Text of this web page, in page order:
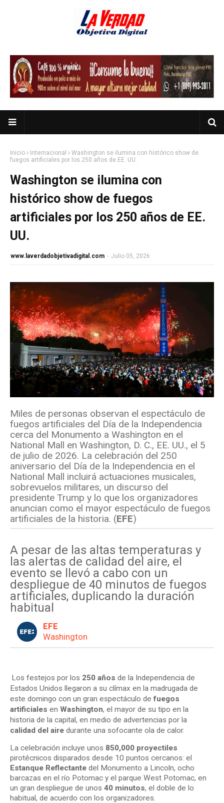
Inicio Internacional
Washington se ilumina con histórico show de
fuegos artificiales por los 250 años de EE. UU.
Washington se ilumina con
histórico show de fuegos
artificiales por los 250 años de EE.
UU.
www.laverdadobjetivadigital.com - Julio 05, 2026
Miles de personas observan el espectáculo de
fuegos artificiales del Día de la Independencia
cerca del Monumento a Washington en el
National Mall en Washington, D. C., EE. UU., el 5
de julio de 2026. La celebración del 250
aniversario del Día de la Independencia en el
National Mall incluirá actuaciones musicales,
sobrevuelos militares, un discurso del
presidente Trump y lo que los organizadores
anuncian como el mayor espectáculo de fuegos
artificiales de la historia. (EFE)
A pesar de las altas temperaturas y
las alertas de calidad del aire, el
evento se llevó a cabo con un
despliegue de 40 minutos de fuegos
artificiales, duplicando la duración
habitual
EFE
Washington
Los festejos por los 250 años de la Independencia de
Estados Unidos llegaron a su clímax en la madrugada de
este domingo con un gran espectáculo de fuegos
artificiales en Washington, el mayor de su tipo en la
historia de la capital, en medio de advertencias por la
calidad del aire durante una sofocante ola de calor.
La celebración incluye unos 850,000 proyectiles
pirotécnicos disparados desde 10 puntos cercanos: el
Estanque Reflectante del Monumento a Lincoln, ocho
barcazas en el río Potomac y el parque West Potomac, en
un gran despliegue de unos 40 minutos, el doble de lo
habitual, de acuerdo con los organizadores.